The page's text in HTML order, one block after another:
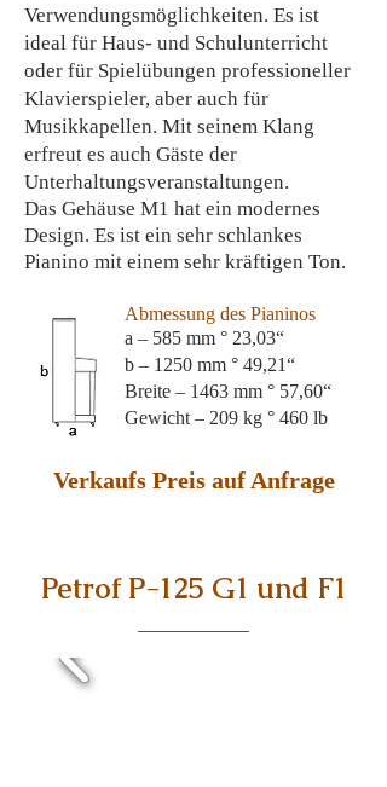
Verwendungsmöglichkeiten. Es ist
ideal für Haus- und Schulunterricht
oder für Spielübungen professioneller
Klavierspieler, aber auch für
Musikkapellen. Mit seinem Klang
erfreut es auch Gäste der
Unterhaltungsveranstaltungen.
Das Gehäuse M1 hat ein modernes
Design. Es ist ein sehr schlankes
Pianino mit einem sehr kräftigen Ton.
Abmessung des Pianinos
a – 585 mm ° 23,03“
b – 1250 mm ° 49,21“
Breite – 1463 mm ° 57,60“
Gewicht – 209 kg ° 460 lb
Verkaufs Preis auf Anfrage
Petrof P-125 G1 und F1